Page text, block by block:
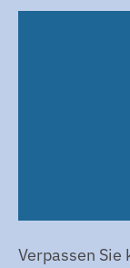
Verpassen Sie